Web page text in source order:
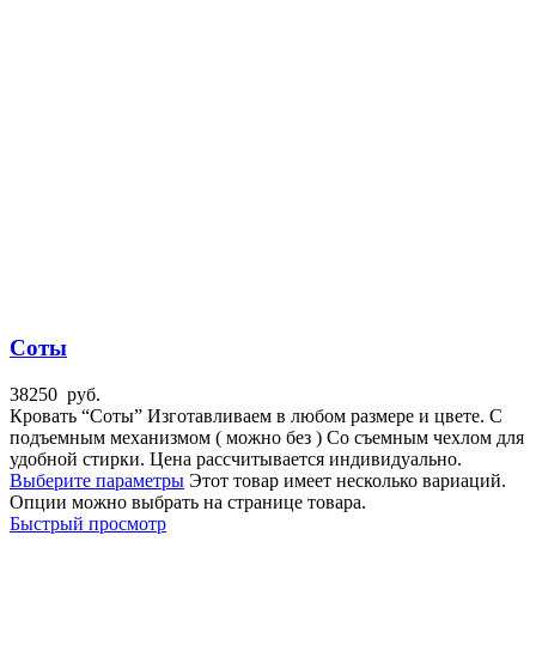
Соты
38250 руб.
Кровать “Соты” Изготавливаем в любом размере и цвете. С
подъемным механизмом ( можно без ) Со съемным чехлом для
удобной стирки. Цена рассчитывается индивидуально.
Выберите параметры Этот товар имеет несколько вариаций.
Опции можно выбрать на странице товара.
Быстрый просмотр